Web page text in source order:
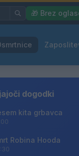
🎁 Brez
dogodki
kita grbavca
Robina Hooda